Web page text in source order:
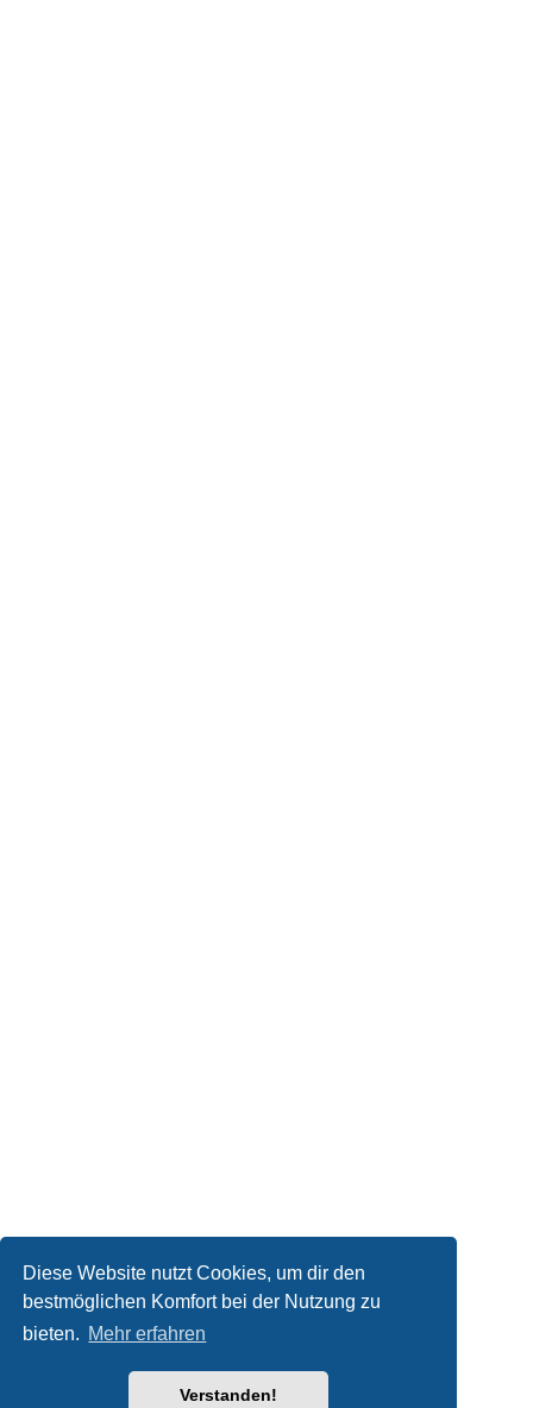
Diese Website nutzt Cookies, um dir den
bestmöglichen Komfort bei der Nutzung zu
bieten. Mehr erfahren
Verstanden!